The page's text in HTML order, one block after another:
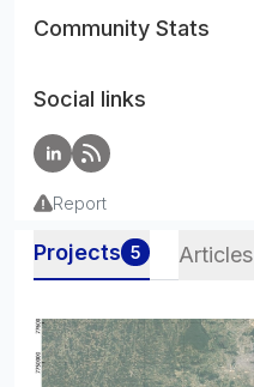
Community Stats
Social links
Report
Projects 5 Articles